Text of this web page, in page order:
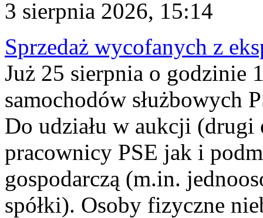
3 sierpnia 2026, 15:14
Sprzedaż wycofanych z
Już 25 sierpnia o godzinie
samochodów służbowych
Do udziału w aukcji (drugi
pracownicy PSE jak i
gospodarczą (m.in.
spółki). Osoby fizyczne